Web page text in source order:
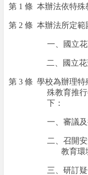
第 1 條 本辦法依特殊
第 2 條 本辦法所定範
一、國立
二、國立
第 3條 學校為辦理特
殊教育推
下：
一、審議
二、召開
教育環
三、研訂